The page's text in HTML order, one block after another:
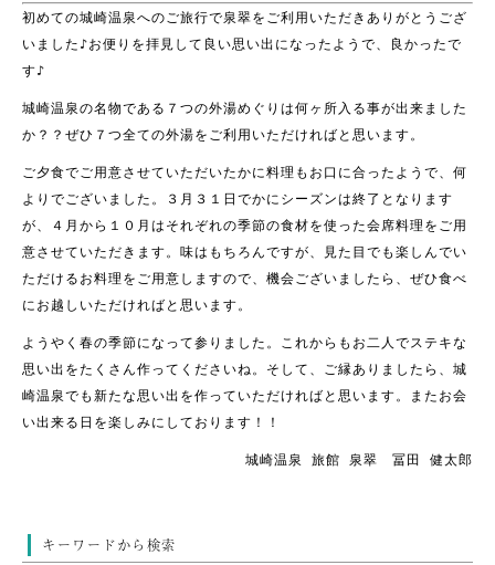
初めての城崎温泉へのご旅行で泉翠をご利用いただきありがとうござ
いました♪お便りを拝見して良い思い出になったようで、良かったで
す♪
城崎温泉の名物である７つの外湯めぐりは何ヶ所入る事が出来ました
か？？ぜひ７つ全ての外湯をご利用いただければと思います。
ご夕食でご用意させていただいたかに料理もお口に合ったようで、何
よりでございました。３月３１日でかにシーズンは終了となります
が、４月から１０月はそれぞれの季節の食材を使った会席料理をご用
意させていただきます。味はもちろんですが、見た目でも楽しんでい
ただけるお料理をご用意しますので、機会ございましたら、ぜひ食べ
にお越しいただければと思います。
ようやく春の季節になって参りました。これからもお二人でステキな
思い出をたくさん作ってくださいね。そして、ご縁ありましたら、城
崎温泉でも新たな思い出を作っていただければと思います。またお会
い出来る日を楽しみにしております！！
城崎温泉 旅館 泉翠 冨田 健太郎
キーワードから検索